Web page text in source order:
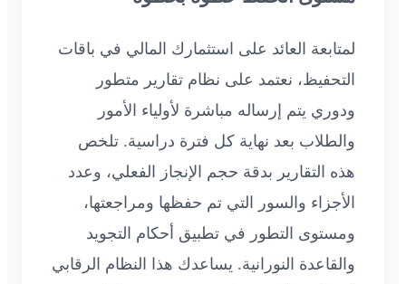
لمتابعة العائد على استثمارك المالي في باقات
التحفيظ، نعتمد على نظام تقارير متطور
ودوري يتم إرساله مباشرة لأولياء الأمور
والطلاب بعد نهاية كل فترة دراسية. تلخص
هذه التقارير بدقة حجم الإنجاز الفعلي، وعدد
الأجزاء والسور التي تم حفظها ومراجعتها،
ومستوى التطور في تطبيق أحكام التجويد
والقاعدة النورانية. يساعدك هذا النظام الرقابي